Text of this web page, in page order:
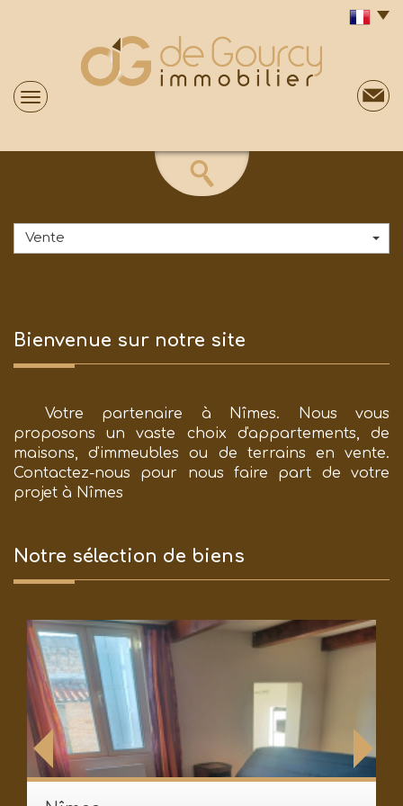
Vente
Bienvenue sur notre site
Votre partenaire à Nîmes. Nous vous
proposons un vaste choix d'appartements, de
maisons, d'immeubles ou de terrains en vente.
Contactez-nous pour nous faire part de votre
projet à Nîmes
Notre sélection de biens